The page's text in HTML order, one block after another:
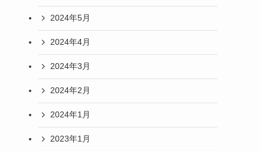
2024年5月
2024年4月
2024年3月
2024年2月
2024年1月
2023年1月